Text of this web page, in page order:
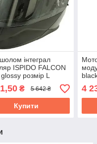
інтеграл
ISPIDO FALCON
розмір L
₴ 5 642 ₴
Купити
4